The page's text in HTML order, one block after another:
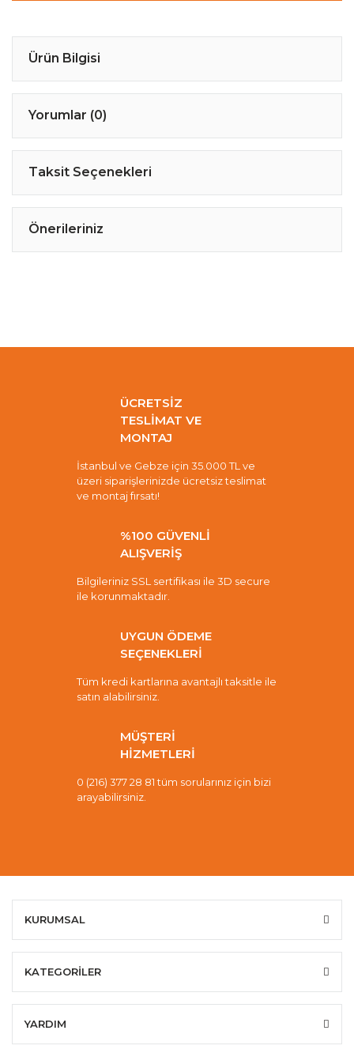
Ürün Bilgisi
Yorumlar (0)
Taksit Seçenekleri
Önerileriniz
ÜCRETSİZ
TESLİMAT VE
MONTAJ
İstanbul ve Gebze için 35.000 TL ve
üzeri siparişlerinizde ücretsiz teslimat
ve montaj fırsatı!
%100 GÜVENLİ
ALIŞVERİŞ
Bilgileriniz SSL sertifikası ile 3D secure
ile korunmaktadır.
UYGUN ÖDEME
SEÇENEKLERİ
Tüm kredi kartlarına avantajlı taksitle ile
satın alabilirsiniz.
MÜŞTERİ
HİZMETLERİ
0 (216) 377 28 81 tüm sorularınız için bizi
arayabilirsiniz.
KURUMSAL
KATEGORİLER
YARDIM